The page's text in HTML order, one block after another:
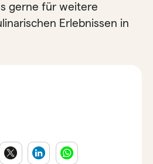
gerne für weitere
Erlebnissen in